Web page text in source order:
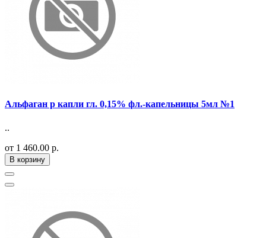
Альфаган р капли гл. 0,15% фл.-капельницы 5мл №1
..
от 1 460.00 р.
В корзину